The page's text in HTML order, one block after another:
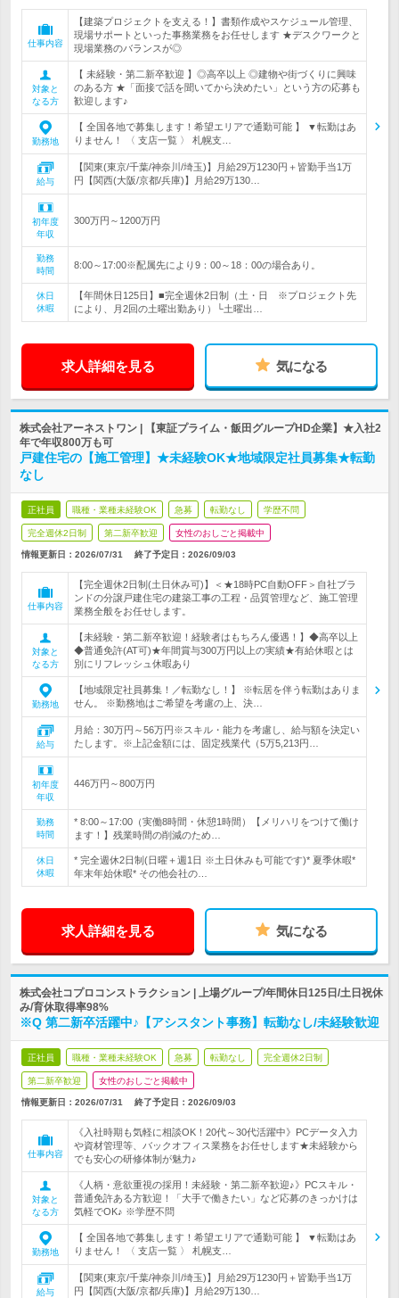
仕事内容
【建築プロジェクトを支える！】書類作成やスケジュール管理、
現場サポートといった事務業務をお任せします ★デスクワークと
現場業務のバランスが◎
対象と
なる方
【 未経験・第二新卒歓迎 】◎高卒以上 ◎建物や街づくりに興味
のある方 ★「面接で話を聞いてから決めたい」という方の応募も
歓迎します♪
勤務地
【 全国各地で募集します！希望エリアで通勤可能 】 ▼転勤はあ
りません！ 〈 支店一覧 〉 札幌支…
給与
【関東(東京/千葉/神奈川/埼玉)】月給29万1230円＋皆勤手当1万
円【関西(大阪/京都/兵庫)】月給29万130…
初年度
年収
300万円～1200万円
勤務
時間
8:00～17:00※配属先により9：00～18：00の場合あり。
休日
休暇
【年間休日125日】■完全週休2日制（土・日 ※プロジェクト先
により、月2回の土曜出勤あり）└土曜出…
求人詳細を見る 気になる
株式会社アーネストワン | 【東証プライム・飯田グループHD企業】★入社2
年で年収800万も可
戸建住宅の【施工管理】★未経験OK★地域限定社員募集★転勤
なし
正社員 職種・業種未経験OK 急募 転勤なし 学歴不問
完全週休2日制 第二新卒歓迎 女性のおしごと掲載中
情報更新日：2026/07/31 終了予定日： 2026/09/03
仕事内容
【完全週休2日制(土日休み可)】＜★18時PC自動OFF＞自社ブラ
ンドの分譲戸建住宅の建築工事の工程・品質管理など、施工管理
業務全般をお任せします。
対象と
なる方
【未経験・第二新卒歓迎！経験者はもちろん優遇！】◆高卒以上
◆普通免許(AT可)★年間賞与300万円以上の実績★有給休暇とは
別にリフレッシュ休暇あり
勤務地
【地域限定社員募集！／転勤なし！】 ※転居を伴う転勤はありま
せん。 ※勤務地はご希望を考慮の上、決…
給与
月給：30万円～56万円※スキル・能力を考慮し、給与額を決定い
たします。※上記金額には、固定残業代（5万5,213円…
初年度
年収
446万円～800万円
勤務
時間
* 8:00～17:00（実働8時間・休憩1時間）【メリハリをつけて働け
ます！】残業時間の削減のため…
休日
休暇
* 完全週休2日制(日曜＋週1日 ※土日休みも可能です)* 夏季休暇*
年末年始休暇* その他会社の…
求人詳細を見る 気になる
株式会社コプロコンストラクション | 上場グループ/年間休日125日/土日祝休
み/育休取得率98%
※Q 第二新卒活躍中♪【アシスタント事務】転勤なし/未経験歓迎
正社員 職種・業種未経験OK 急募 転勤なし 完全週休2日制
第二新卒歓迎 女性のおしごと掲載中
情報更新日：2026/07/31 終了予定日： 2026/09/03
仕事内容
《入社時期も気軽に相談OK！20代～30代活躍中》PCデータ入力
や資材管理等、バックオフィス業務をお任せします★未経験から
でも安心の研修体制が魅力♪
対象と
なる方
《人柄・意欲重視の採用！未経験・第二新卒歓迎♪》PCスキル・
普通免許ある方歓迎！「大手で働きたい」など応募のきっかけは
気軽でOK♪ ※学歴不問
勤務地
【 全国各地で募集します！希望エリアで通勤可能 】 ▼転勤はあ
りません！ 〈 支店一覧 〉 札幌支…
給与
【関東(東京/千葉/神奈川/埼玉)】月給29万1230円＋皆勤手当1万
円【関西(大阪/京都/兵庫)】月給29万130…